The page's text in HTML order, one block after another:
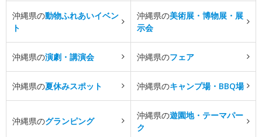
沖縄県の動物ふれあいイベン
ト
沖縄県の美術展・博物展・展
示会
沖縄県の演劇・講演会 沖縄県のフェア
沖縄県の夏休みスポット 沖縄県のキャンプ場・BBQ場
沖縄県のグランピング
沖縄県の遊園地・テーマパー
ク